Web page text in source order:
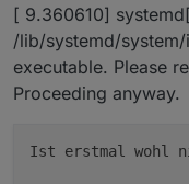
[ 9.360610]
/lib/systemd/
executable. Please
Proceeding anyway.
Ist erstmal wohl